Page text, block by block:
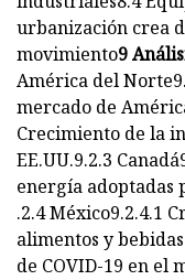
urbanización crea
movimiento9
América del
mercado de
Crecimiento de la
EE.UU.9.2.3
energía adoptadas
.2.4 México9.2.4.1
alimentos y
de COVID-19 en el